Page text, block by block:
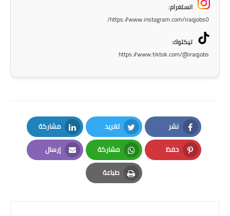
المرحلة الابتدائية
المرحلة المتوسطة
المرحلة الاعدادية
انستغرام:
https://www.instagram.com/iraqjobs0/
تيكتوك:
https://www.tiktok.com/@iraqjobs
نشر
Facebook
تغريد
Twitter
مشاركة
LinkedIn
حفظ
Pinterest
مشاركة
Whatsapp
إرسال
Email
طباعة
Print